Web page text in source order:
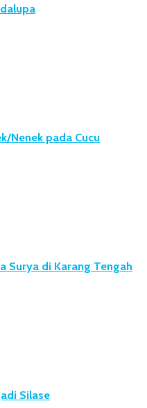
Nenek pada Cucu
Surya di Karang Tengah
Silase